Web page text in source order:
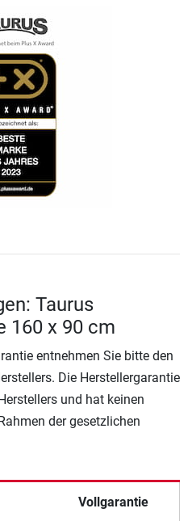
Taurus
160 x 90 cm
entnehmen Sie bitte den
Die Herstellergarantie
und hat keinen
der gesetzlichen
Vollgarantie